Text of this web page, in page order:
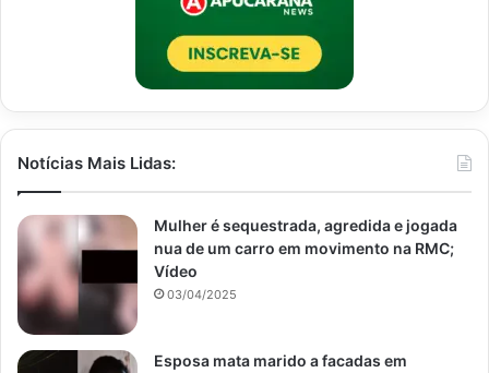
Notícias Mais Lidas:
Mulher é sequestrada, agredida e jogada
nua de um carro em movimento na RMC;
Vídeo
03/04/2025
Esposa mata marido a facadas em